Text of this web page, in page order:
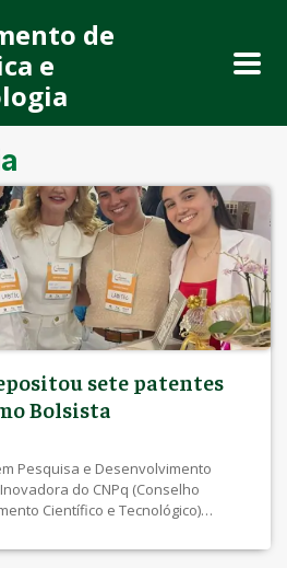
de
e
sete patentes
Bolsista
Pesquisa e Desenvolvimento
do CNPq (Conselho
Científico e Tecnológico)
conseguiu o feito de depositar